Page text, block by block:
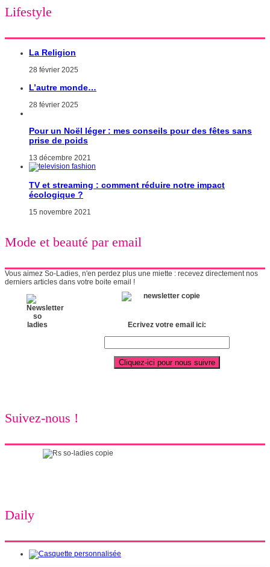
Lifestyle
La Religion
28 février 2025
L’autre monde…
28 février 2025
Pour un Noël léger : mes conseils pour des fêtes sans
prise de poids
13 décembre 2021
TV et streaming : comment réduire notre impact
écologique ?
15 novembre 2021
Mode et beauté par email
Vous aimez So-Ladies, n'en perdez plus une miette : recevez directement nos
derniers articles dans votre boite email !
Ecrivez votre email ici:
Suivez-nous !
Daily